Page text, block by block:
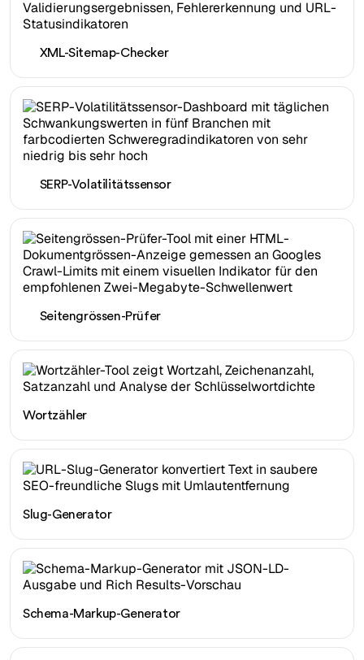
XML-Sitemap-Checker
SERP-Volatilitätssensor
Seitengrössen-Prüfer
Wortzähler
Slug-Generator
Schema-Markup-Generator